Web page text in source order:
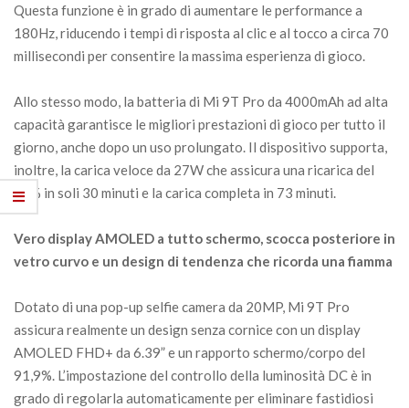
Questa funzione è in grado di aumentare le performance a
180Hz, riducendo i tempi di risposta al clic e al tocco a circa 70
millisecondi per consentire la massima esperienza di gioco.
Allo stesso modo, la batteria di Mi 9T Pro da 4000mAh ad alta
capacità garantisce le migliori prestazioni di gioco per tutto il
giorno, anche dopo un uso prolungato. Il dispositivo supporta,
inoltre, la carica veloce da 27W che assicura una ricarica del
58% in soli 30 minuti e la carica completa in 73 minuti.
Vero display AMOLED a tutto schermo, scocca posteriore in
vetro curvo e un design di tendenza che ricorda una fiamma
Dotato di una pop-up selfie camera da 20MP, Mi 9T Pro
assicura realmente un design senza cornice con un display
AMOLED FHD+ da 6.39” e un rapporto schermo/corpo del
91,9%. L’impostazione del controllo della luminosità DC è in
grado di regolarla automaticamente per eliminare fastidiosi